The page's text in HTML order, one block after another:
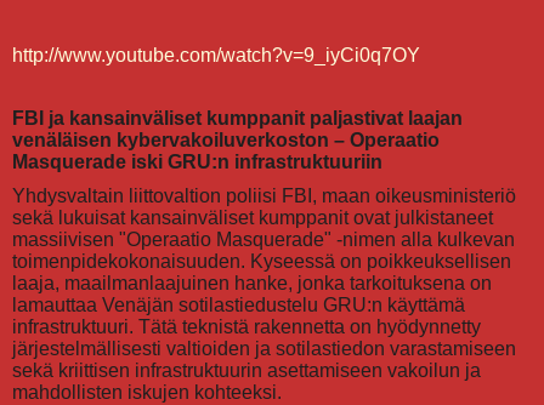
http://www.youtube.com/watch?v=9_iyCi0q7OY
FBI ja kansainväliset kumppanit paljastivat laajan
venäläisen kybervakoiluverkoston – Operaatio
Masquerade iski GRU:n infrastruktuuriin
Yhdysvaltain liittovaltion poliisi FBI, maan oikeusministeriö
sekä lukuisat kansainväliset kumppanit ovat julkistaneet
massiivisen "Operaatio Masquerade" -nimen alla kulkevan
toimenpidekokonaisuuden. Kyseessä on poikkeuksellisen
laaja, maailmanlaajuinen hanke, jonka tarkoituksena on
lamauttaa Venäjän sotilastiedustelu GRU:n käyttämä
infrastruktuuri. Tätä teknistä rakennetta on hyödynnetty
järjestelmällisesti valtioiden ja sotilastiedon varastamiseen
sekä kriittisen infrastruktuurin asettamiseen vakoilun ja
mahdollisten iskujen kohteeksi.